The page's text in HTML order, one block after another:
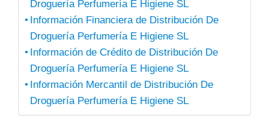
Droguería Perfumería E Higiene SL
Información Financiera de Distribución De
Droguería Perfumería E Higiene SL
Información de Crédito de Distribución De
Droguería Perfumería E Higiene SL
Información Mercantil de Distribución De
Droguería Perfumería E Higiene SL